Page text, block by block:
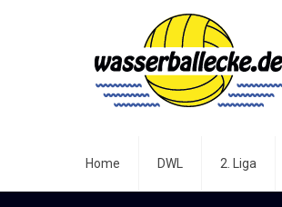
Home DWL 2. Liga